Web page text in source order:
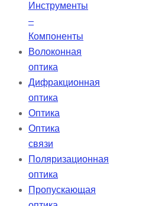
Инструменты
–
Компоненты
Волоконная
оптика
Дифракционная
оптика
Оптика
Оптика
связи
Поляризационная
оптика
Пропускающая